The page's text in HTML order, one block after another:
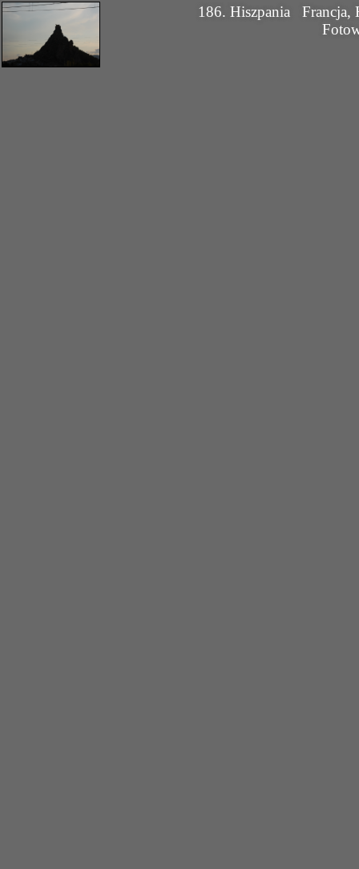
186. Hiszpania Francja,